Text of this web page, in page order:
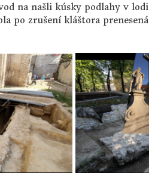
na našli kúsky podlahy v
po zrušení kláštora